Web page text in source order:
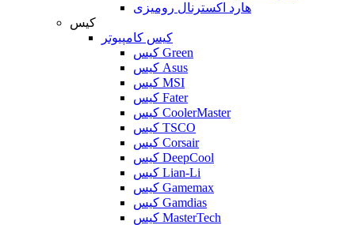
هارد اکسترنال رومیزی
کیس
کیس کامپیوتر
کیس Green
کیس Asus
کیس MSI
کیس Fater
کیس CoolerMaster
کیس TSCO
کیس Corsair
کیس DeepCool
کیس Lian-Li
کیس Gamemax
کیس Gamdias
کیس MasterTech